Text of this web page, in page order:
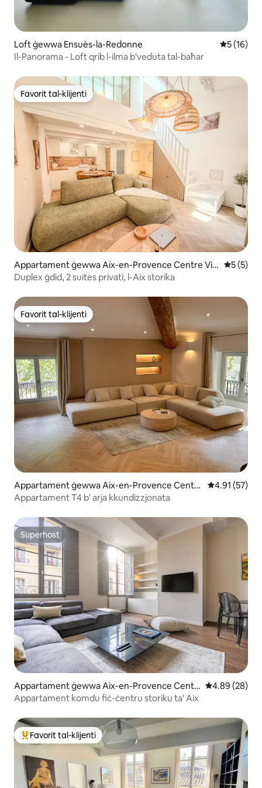
Loft ġewwa Ensuès-la-Redonne Rating
5 (16)
Il-Panorama - Loft qrib l-ilma b'veduta tal-baħar
Favorit tal-klijenti
Favorit tal-klijenti
Appartament ġewwa Aix-en-Provence Centre Vill
e
Rating
5 (5)
Duplex ġdid, 2 suites privati, l-Aix storika
Favorit tal-klijenti
Favorit tal-klijenti
Appartament ġewwa Aix-en-Provence Centre
Ville
Rating
4.91 (57)
Appartament T4 b' arja kkundizzjonata
Superhost
Superhost
Appartament ġewwa Aix-en-Provence Centr
e Ville
Rating medju
4.89 (28)
Appartament komdu fiċ-ċentru storiku ta' Aix
Wieħed mill-aqwa favoriti tal-klijenti
Favorit tal-klijenti